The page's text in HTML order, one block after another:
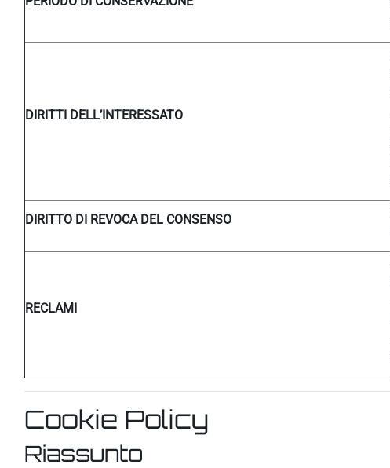
DIRITTI DELL’INTERESSATO
DIRITTO DI REVOCA DEL CONSENSO
RECLAMI
Cookie Policy
Riassunto